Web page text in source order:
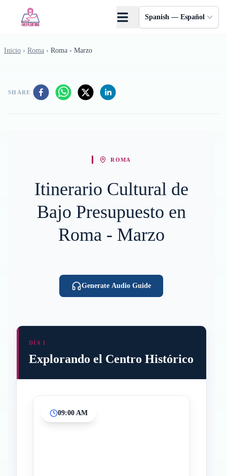
Spanish — Español
Inicio › Roma › Roma - Marzo
SHARE
ROMA
Itinerario Cultural de
Bajo Presupuesto en
Roma - Marzo
Generate Audio Guide
DÍA 1
Explorando el Centro Histórico
09:00 AM